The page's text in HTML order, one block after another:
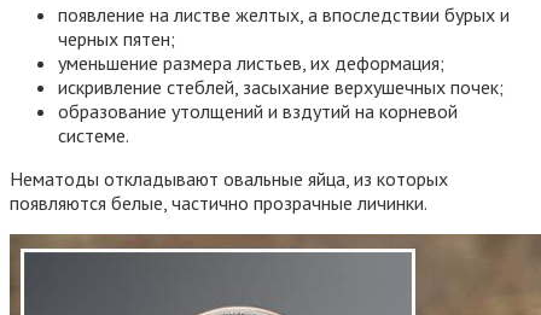
появление на листве желтых, а впоследствии бурых и
черных пятен;
уменьшение размера листьев, их деформация;
искривление стеблей, засыхание верхушечных почек;
образование утолщений и вздутий на корневой
системе.
Нематоды откладывают овальные яйца, из которых
появляются белые, частично прозрачные личинки.